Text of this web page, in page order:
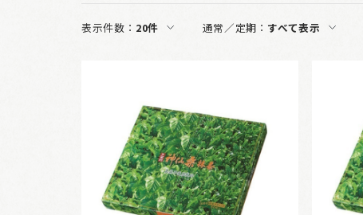
表示件数： 20件 通常／定期： すべて表示